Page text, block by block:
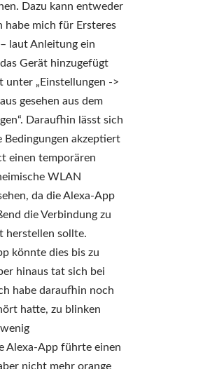
Dazu kann entweder
habe mich für Ersteres
laut Anleitung ein
Gerät hinzugefügt
„Einstellungen ->
gesehen aus dem
Daraufhin lässt sich
Bedingungen akzeptiert
einen temporären
WLAN
da die Alexa-App
die Verbindung zu
herstellen sollte.
könnte dies bis zu
hinaus tat sich bei
habe daraufhin noch
hatte, zu blinken
Alexa-App führte einen
nicht mehr orange